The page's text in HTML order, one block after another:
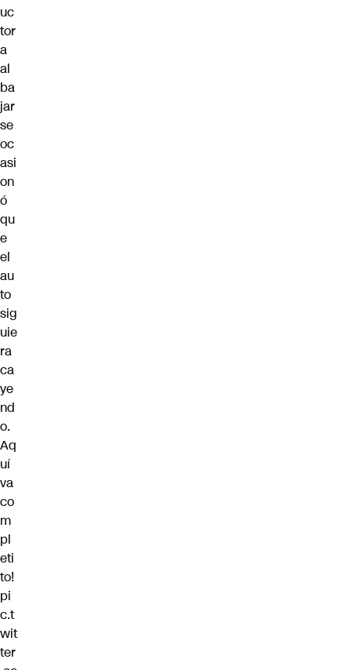
uc
tor
a
al
ba
jar
se
oc
asi
on
ó
qu
e
el
au
to
sig
uie
ra
ca
ye
nd
o.
Aq
uí
va
co
m
pl
eti
to!
pi
c.t
wit
ter